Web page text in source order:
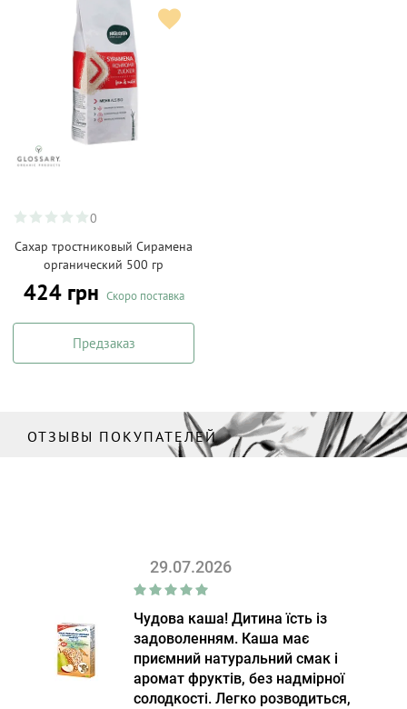
0
Сахар тростниковый Сирамена
органический 500 гр
424 грн Скоро поставка
Предзаказ
ОТЗЫВЫ ПОКУПАТЕЛЕЙ
29.07.2026
Чудова каша! Дитина їсть із
задоволенням. Каша має
приємний натуральний смак і
аромат фруктів, без надмірної
солодкості. Легко розводиться,